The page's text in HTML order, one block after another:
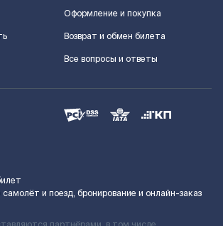
Оформление и покупка
Возврат и обмен билета
Все вопросы и ответы
и поезд, бронирование и онлайн-заказ